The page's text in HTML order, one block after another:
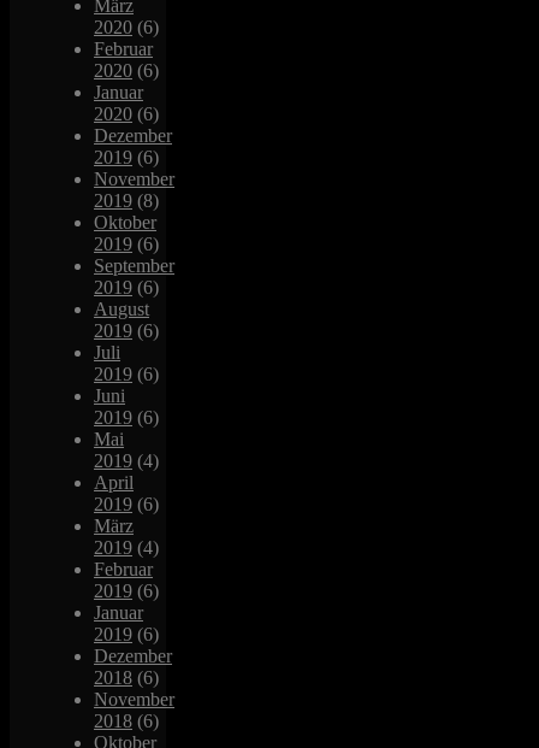
März
2020 (6)
Februar
2020 (6)
Januar
2020 (6)
Dezember
2019 (6)
November
2019 (8)
Oktober
2019 (6)
September
2019 (6)
August
2019 (6)
Juli
2019 (6)
Juni
2019 (6)
Mai
2019 (4)
April
2019 (6)
März
2019 (4)
Februar
2019 (6)
Januar
2019 (6)
Dezember
2018 (6)
November
2018 (6)
Oktober